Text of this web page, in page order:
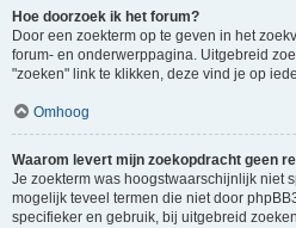
Hoe doorzoek ik het forum?
Door een zoekterm op te geven in het
forum- en onderwerppagina. Uitgebreid
"zoeken" link te klikken, deze vind je op
Omhoog
Waarom levert mijn zoekopdracht geen
Je zoekterm was hoogstwaarschijnlijk niet
mogelijk teveel termen die niet door
specifieker en gebruik, bij uitgebreid